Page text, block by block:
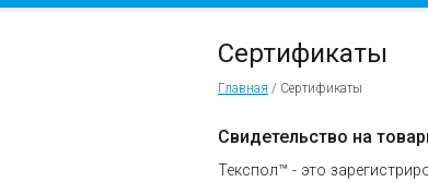
Сертификаты
Главная / Сертификаты
Свидетельство на
Текспол™ - это